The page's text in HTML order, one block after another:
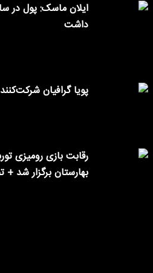
داشت
پویا گرافیان شرکت‌کننده
رقابت بازی رومیزی
بهارستان برگزار شد +